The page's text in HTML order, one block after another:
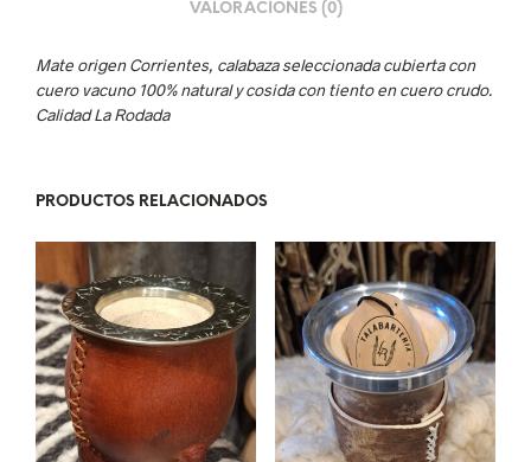
VALORACIONES (0)
Mate origen Corrientes, calabaza seleccionada cubierta con
cuero vacuno 100% natural y cosida con tiento en cuero crudo.
Calidad La Rodada
PRODUCTOS RELACIONADOS